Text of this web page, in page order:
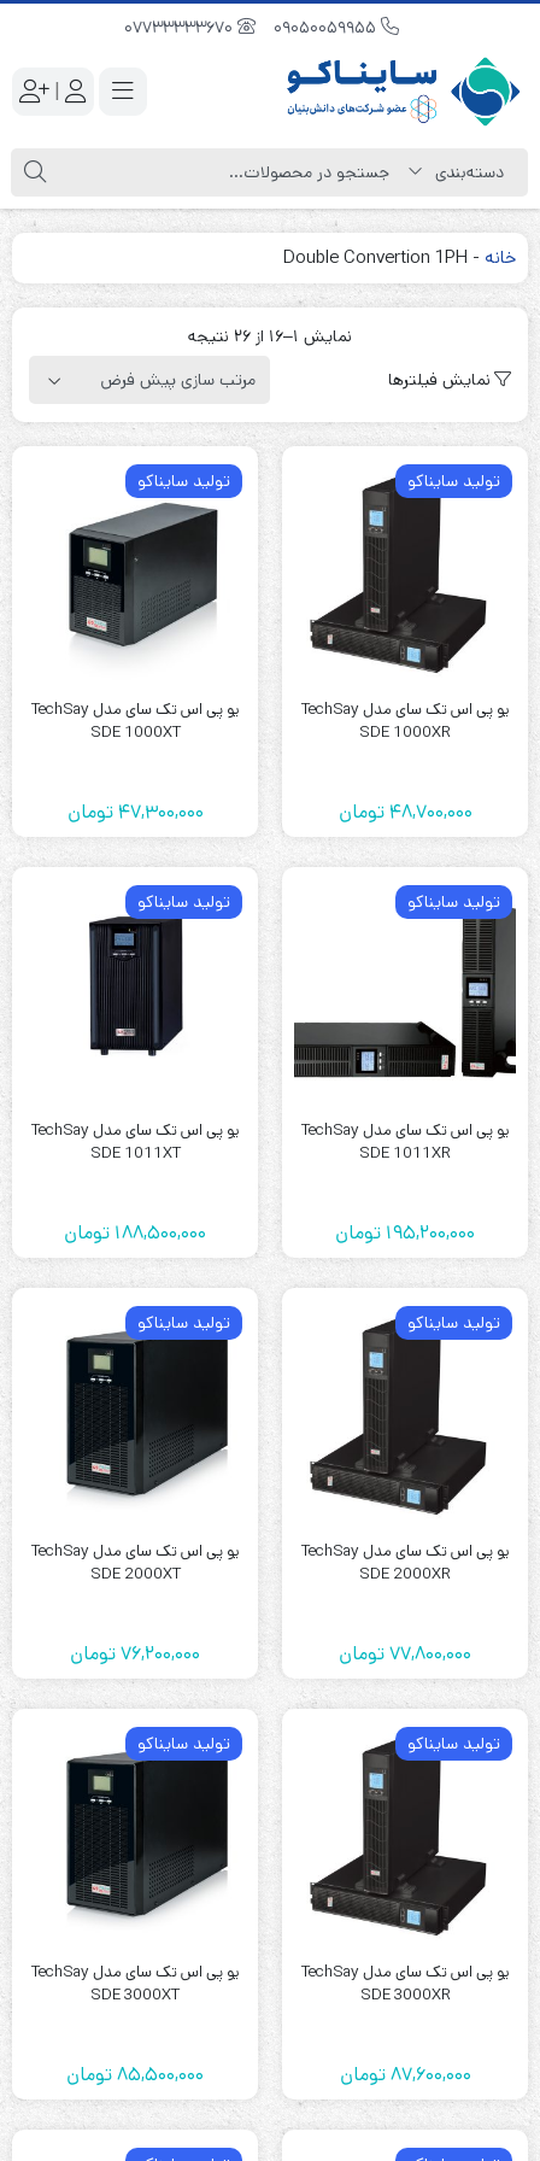
|
خانه -
Double Convertion 1PH
نمایش 1–16 از 26 نتیجه
نمایش فیلترها
تولید سایناکو
یو پی اس تک سای مدل TechSay
SDE 1000XR
48,700,000 تومان
تولید سایناکو
یو پی اس تک سای مدل TechSay
SDE 1000XT
47,300,000 تومان
تولید سایناکو
یو پی اس تک سای مدل TechSay
SDE 1011XR
195,200,000 تومان
تولید سایناکو
یو پی اس تک سای مدل TechSay
SDE 1011XT
188,500,000 تومان
تولید سایناکو
یو پی اس تک سای مدل TechSay
SDE 2000XR
77,800,000تومان
تولید سایناکو
یو پی اس تک سای مدل TechSay
SDE 2000XT
76,200,000تومان
تولید سایناکو
یو پی اس تک سای مدل TechSay
SDE 3000XR
87,600,000تومان
تولید سایناکو
یو پی اس تک سای مدل TechSay
SDE 3000XT
85,500,000تومان